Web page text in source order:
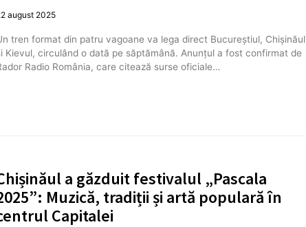
august 2025
tren format din patru vagoane va lega direct Bucureștiul, Chișinăul
Kievul, circulând o dată pe săptămână. Anunțul a fost confirmat de
Radio România, care citează surse oficiale…
a găzduit festivalul „Pascala
Muzică, tradiții și artă populară în
Capitalei